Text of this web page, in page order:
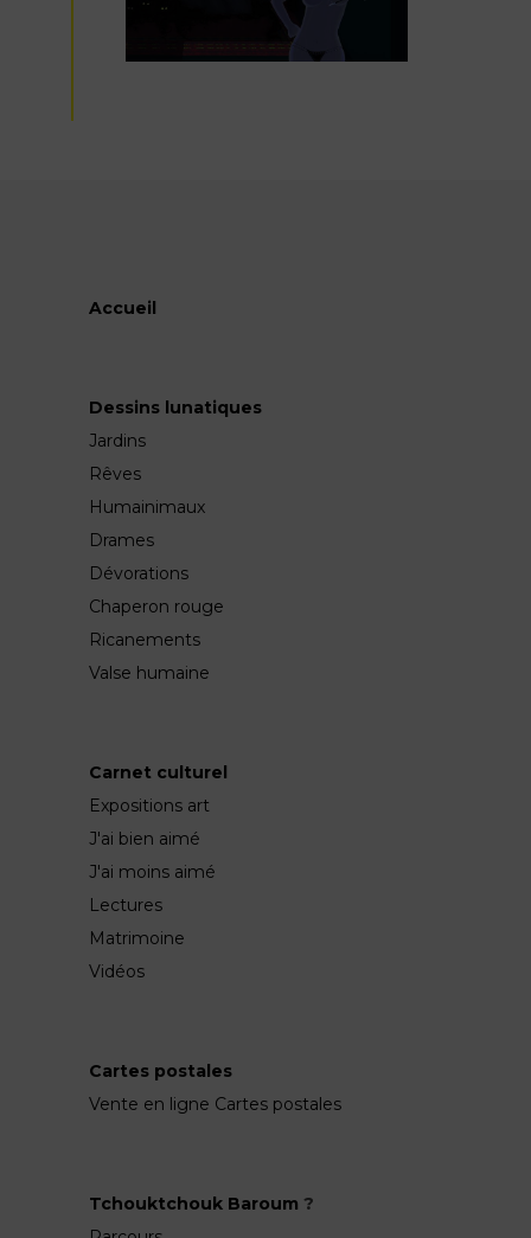
Accueil
Dessins lunatiques
Jardins
Rêves
Humainimaux
Drames
Dévorations
Chaperon rouge
Ricanements
Valse humaine
Carnet culturel
Expositions art
J'ai bien aimé
J'ai moins aimé
Lectures
Matrimoine
Vidéos
Cartes postales
Vente en ligne Cartes postales
Tchouktchouk Baroum ?